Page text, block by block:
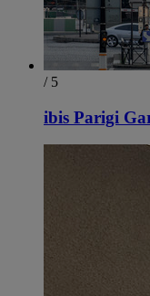
/ 5
ibis Parigi